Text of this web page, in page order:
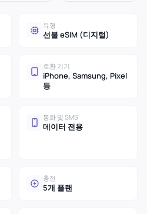
유형
선불 eSIM (디지털)
호환 기기
iPhone, Samsung, Pixel
등
통화 및 SMS
데이터 전용
충전
5개 플랜